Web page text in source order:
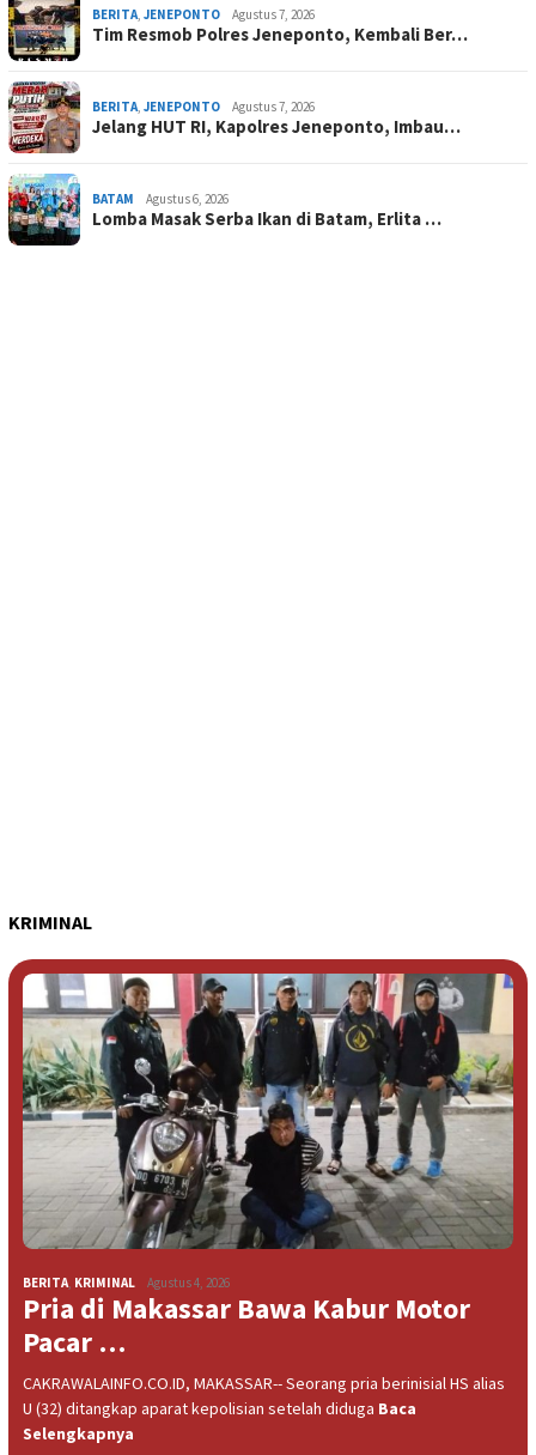
BERITA, JENEPONTO Agustus 7, 2026
Tim Resmob Polres Jeneponto, Kembali Ber…
BERITA, JENEPONTO Agustus 7, 2026
Jelang HUT RI, Kapolres Jeneponto, Imbau…
BATAM Agustus 6, 2026
Lomba Masak Serba Ikan di Batam, Erlita …
KRIMINAL
BERITA, KRIMINAL Agustus 4, 2026
Pria di Makassar Bawa Kabur Motor
Pacar …
CAKRAWALAINFO.CO.ID, MAKASSAR-- Seorang pria berinisial HS alias
U (32) ditangkap aparat kepolisian setelah diduga Baca
Selengkapnya